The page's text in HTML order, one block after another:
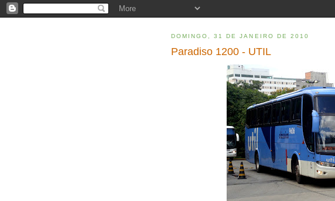
DOMINGO, 31 DE JANEIRO DE 2010
Paradiso 1200 - UTIL